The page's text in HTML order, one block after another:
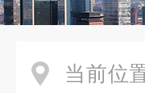
当前位